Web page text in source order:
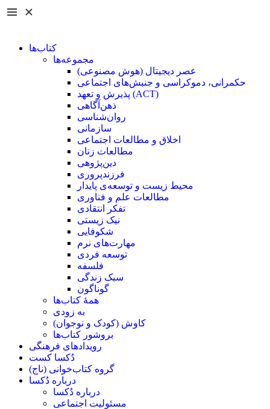
کتاب‌ها
مجموعه‌ها
عصر دیجیتال (هوش مصنوعی)
حکمرانی، دموکراسی و جنبش‌های اجتماعی
پذیرش و تعهد (ACT)
ذهن‌آگاهی
روان‌شناسی
سازمانی
اخلاق و مطالعات اجتماعی
مطالعات زنان
دین‌پژوهی
فرزند‌پروری
محیط زیست و توسعه‌ی پایدار
مطالعات علم و فناوری
تفکر انتقادی
نیک زیستی
شکوفایی
مهارت‌های نرم
توسعه فردی
فلسفه
سبک زندگی
گوناگون
همۀ کتاب‌ها
به زودی
کاوش (کودک و ‌نوجوان)
بروشور کتاب‌ها
رویدادهای فرهنگی
دُکسا کست
گروه کتاب‌خوانی (ناج)
درباره دُکسا
درباره دُکسا
مسئولیت اجتماعی